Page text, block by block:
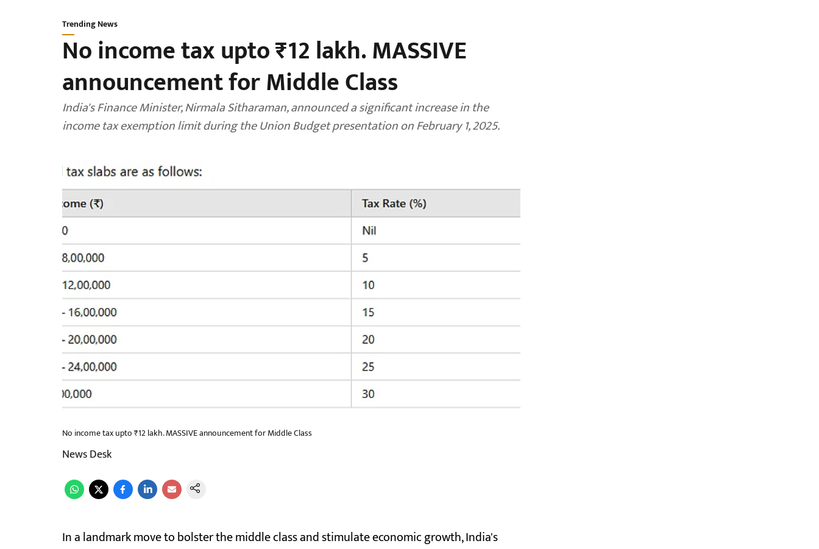
Trending News
No income tax upto ₹12 lakh. MASSIVE
announcement for Middle Class
India's Finance Minister, Nirmala Sitharaman, announced a significant increase in the
income tax exemption limit during the Union Budget presentation on February 1, 2025.
No income tax upto ₹12 lakh. MASSIVE announcement for Middle Class
News Desk
In a landmark move to bolster the middle class and stimulate economic growth, India's